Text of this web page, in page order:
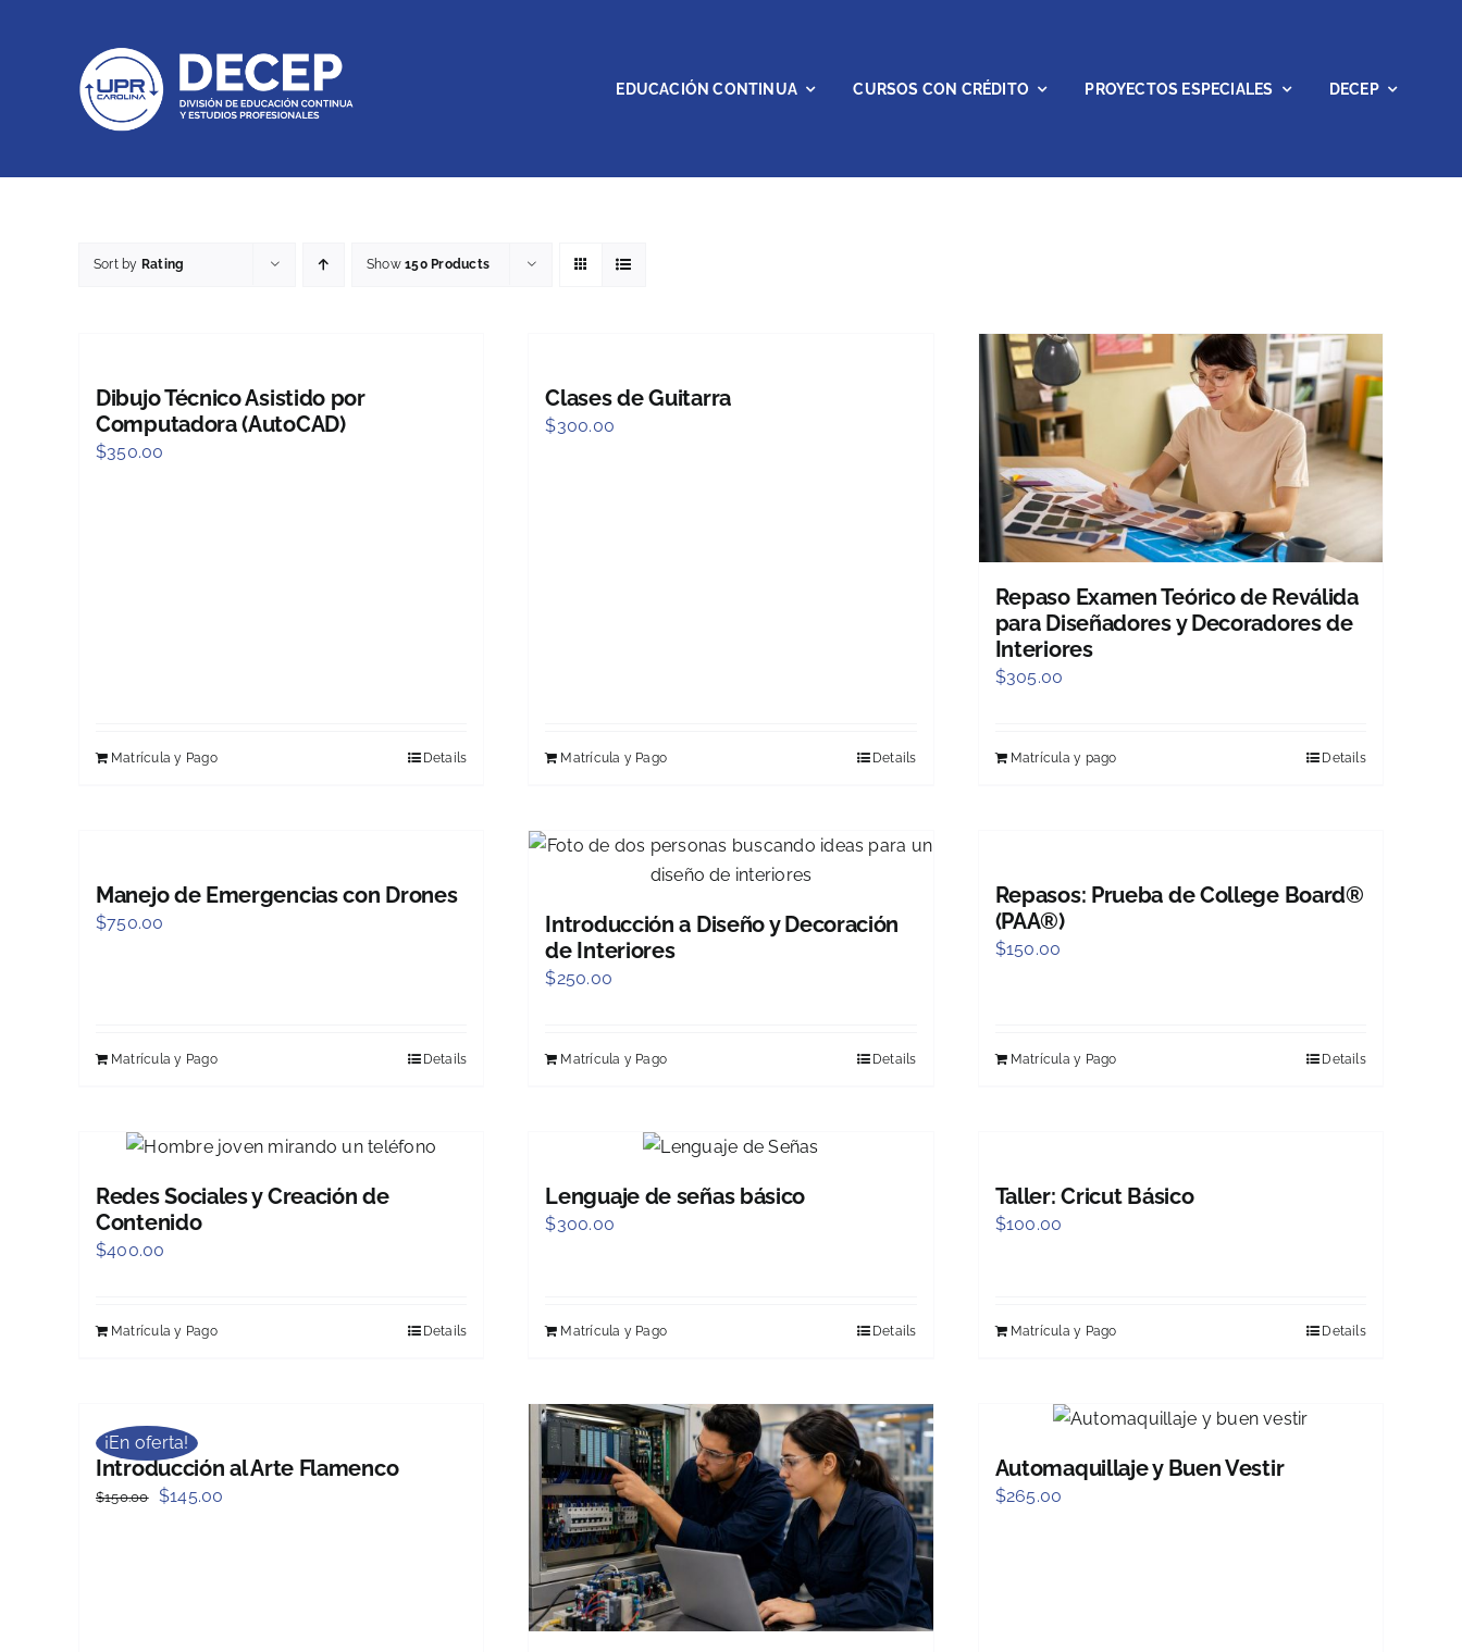
EDUCACIÓN CONTINUA CURSOS CON CRÉDITO PROYECTOS ESPECIALES DECEP
Sort by Rating Show150 Products
Dibujo Técnico Asistido por
Computadora (AutoCAD)
$350.00
Matrícula y Pago Details
Clases de Guitarra
$300.00
Matrícula y Pago Details
Repaso Examen Teórico de Reválida
para Diseñadores y Decoradores de
Interiores
$305.00
Matrícula y pago Details
Manejo de Emergencias con Drones
$750.00
Matrícula y Pago Details
Introducción a Diseño y Decoración
de Interiores
$250.00
Matrícula y Pago Details
Repasos: Prueba de College Board®
(PAA®)
$150.00
Matrícula y Pago Details
Redes Sociales y Creación de
Contenido
$400.00
Matrícula y Pago Details
Lenguaje de señas básico
$300.00
Matrícula y Pago Details
Taller: Cricut Básico
$100.00
Matrícula y Pago Details
¡En oferta!
Introducción al Arte Flamenco
$150.00
Original
$145.00
Automaquillaje y Buen Vestir
$265.00